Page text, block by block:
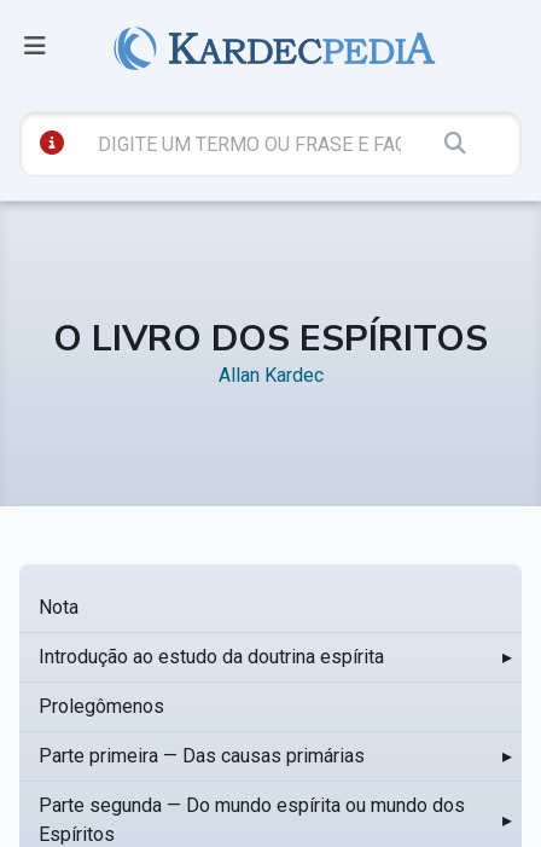
O LIVRO DOS ESPÍRITOS
Allan Kardec
Nota
Introdução ao estudo da doutrina espírita ▸
Prolegômenos
Parte primeira — Das causas primárias ▸
Parte segunda — Do mundo espírita ou mundo dos
Espíritos
▸